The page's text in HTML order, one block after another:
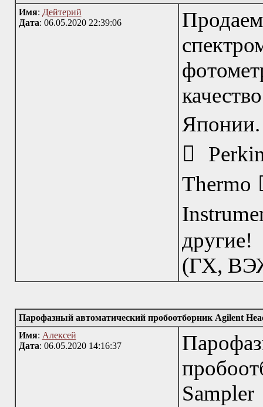
Имя: Дейтерий
Дата: 06.05.2020 22:39:06

Thermo
(ГХ,
Парофазный автоматический пробоотборник Agilent
Имя: Алексей
Дата: 06.05.2020 14:16:37